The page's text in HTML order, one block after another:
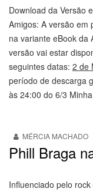
Download da Versão
Amigos: A versão em
na variante eBook da
versão vai estar
seguintes datas: 2 de
período de descarga
às 24:00 do 6/3 Minha
MÉRCIA MACHADO
Phill Braga
Influenciado pelo